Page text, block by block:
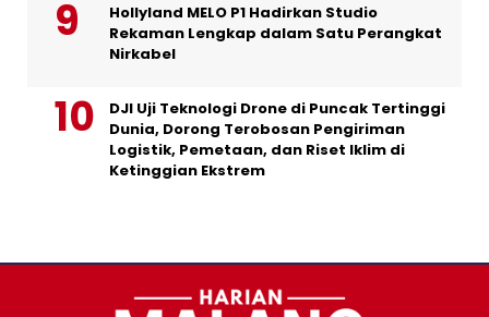
Hollyland MELO P1 Hadirkan Studio
Rekaman Lengkap dalam Satu Perangkat
Nirkabel
DJI Uji Teknologi Drone di Puncak Tertinggi
Dunia, Dorong Terobosan Pengiriman
Logistik, Pemetaan, dan Riset Iklim di
Ketinggian Ekstrem